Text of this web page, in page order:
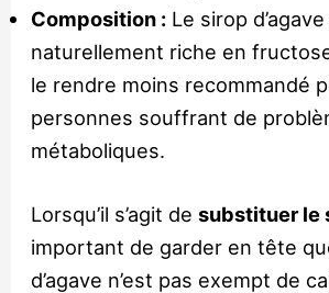
Composition : Le sirop
naturellement riche en
le rendre moins recommandé
personnes souffrant de
métaboliques.
Lorsqu’il s’agit desubstituer le
important de garder en tête
d’agave n’est pas exempt de